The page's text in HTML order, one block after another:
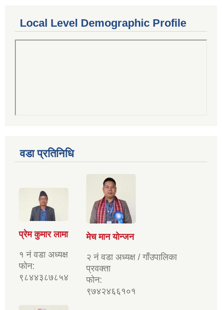
Local Level Demographic Profile
वडा प्रतिनिधि
प्रेम कुमार लामा
१ नं वडा अध्यक्ष
फोन:
९८४४३८७८५४
मेच मान योन्जन
२ नं वडा अध्यक्ष / गाँउपालिका
प्रवक्ता
फोन:
९७४२४६६१०१